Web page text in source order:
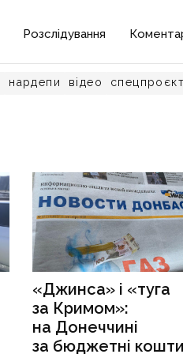
Розслідування
нардепи відео
«Джинса» і «туга
за Кримом»:
на Донеччині
за бюджетні кошти